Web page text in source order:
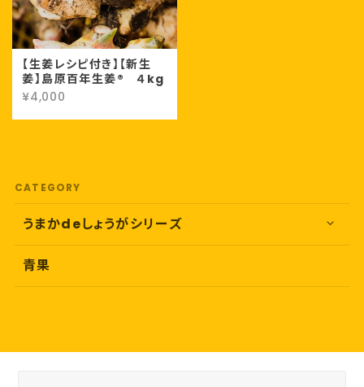
【生姜レシピ付き】【新生
姜】島原百年生姜® ４kg
¥4,000
CATEGORY
うまかdeしょうがシリーズ
青果